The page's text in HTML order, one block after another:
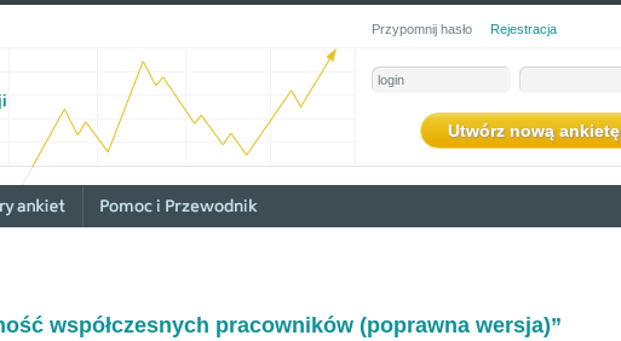
Przypomnij hasło Rejestracja
Utwórz nową ankietę
współczesnych pracowników (poprawna wersja)”